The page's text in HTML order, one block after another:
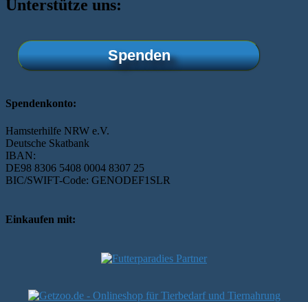
Unterstütze uns:
Spenden
Spendenkonto:
Hamsterhilfe NRW e.V.
Deutsche Skatbank
IBAN:
DE98 8306 5408 0004 8307 25
BIC/SWIFT-Code: GENODEF1SLR
Einkaufen mit: